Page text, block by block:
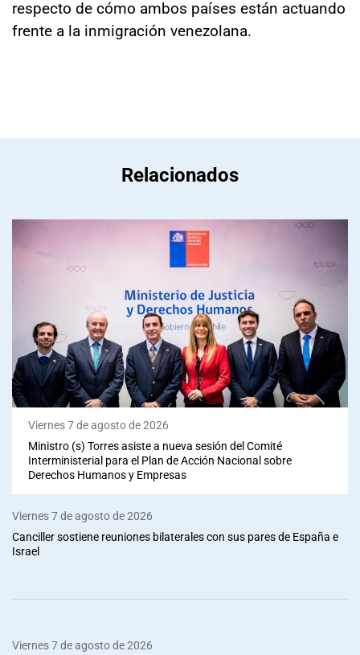
respecto de cómo ambos países están actuando
frente a la inmigración venezolana.
Relacionados
Viernes 7 de agosto de 2026
Ministro (s) Torres asiste a nueva sesión del Comité
Interministerial para el Plan de Acción Nacional sobre
Derechos Humanos y Empresas
Viernes 7 de agosto de 2026
Canciller sostiene reuniones bilaterales con sus pares de España e
Israel
Viernes 7 de agosto de 2026